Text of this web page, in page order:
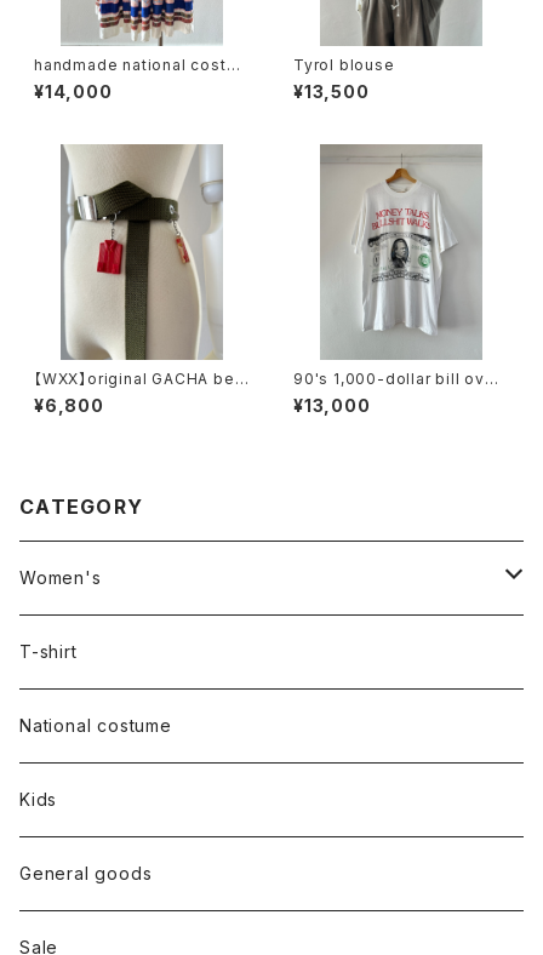
handmade national costu
me design skirt
¥14,000
Tyrol blouse
¥13,500
【WXX】original GACHA belt
(khaki)
¥6,800
90's 1,000-dollar bill over
size tee
¥13,000
CATEGORY
Women's
Outer
Dress
Tops
Bottoms
Shoes
T-shirt
National costume
Kids
General goods
Sale